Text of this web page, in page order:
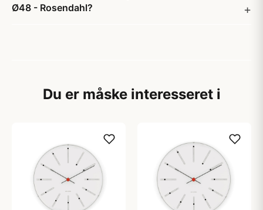
Ø48 - Rosendahl?
Du er måske interesseret i